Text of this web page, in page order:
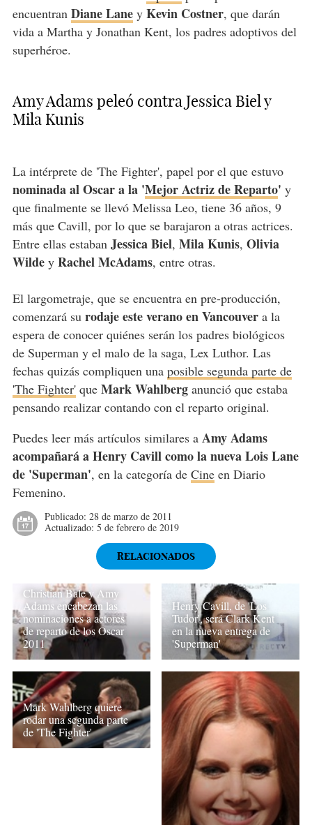
encuentran Diane Laney Kevin Costner, que darán
vida a Martha y Jonathan Kent, los padres adoptivos del
superhéroe.
Amy Adams peleó contra Jessica Biel y
Mila Kunis
La intérprete de 'The Fighter', papel por el que estuvo
nominada al Oscar a la 'Mejor Actriz de Reparto' y
que finalmente se llevó Melissa Leo, tiene 36 años, 9
más que Cavill, por lo que se barajaron a otras actrices.
Entre ellas estaban Jessica Biel, Mila Kunis, Olivia
Wildey Rachel McAdams, entre otras.
El largometraje, que se encuentra en pre-producción,
comenzará su rodaje este verano en Vancouvera la
espera de conocer quiénes serán los padres biológicos
de Superman y el malo de la saga, Lex Luthor. Las
fechas quizás compliquen una posible segunda parte de
'The Fighter'que Mark Wahlberganunció que estaba
pensando realizar contando con el reparto original.
Puedes leer más artículos similares a Amy Adams
acompañará a Henry Cavill como la nueva Lois Lane
de 'Superman', en la categoría de Cineen Diario
Femenino.
Publicado: 28 de marzo de 2011
Actualizado: 5 de febrero de 2019
RELACIONADOS
Christian Bale y Amy
Adams encabezan las
nominaciones a actores
de reparto de los Oscar
2011
Henry Cavill, de 'Los
Tudor', será Clark Kent
en la nueva entrega de
'Superman'
Mark Wahlberg quiere
rodar una segunda parte
de 'The Fighter'